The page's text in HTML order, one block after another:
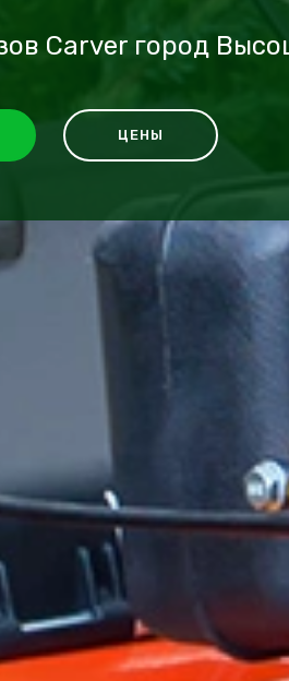
Carver город
ЦЕНЫ